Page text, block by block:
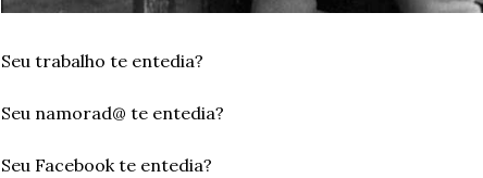
Seu trabalho te entedia?
Seu namorad@ te entedia?
Seu Facebook te entedia?